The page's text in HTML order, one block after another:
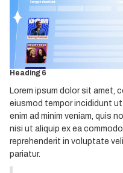
Heading 3
Heading 4
Heading 5
Heading 6
Lorem ipsum dolor sit amet,
eiusmod tempor incididunt
enim ad minim veniam, quis
nisi ut aliquip ex ea
reprehenderit in voluptate
pariatur.